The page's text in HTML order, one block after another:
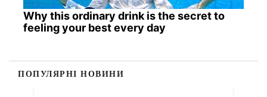
Why this ordinary drink is the secret to
feeling your best every day
ПОПУЛЯРНІ НОВИНИ